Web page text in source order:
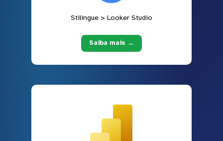
Stilingue > Looker Studio
Saiba mais →